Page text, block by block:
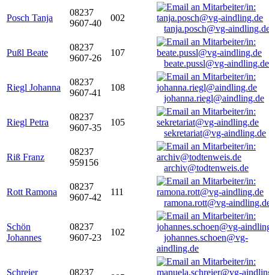
Posch Tanja
08237
9607-40
002
tanja.posch@vg-
Pußl Beate
08237
9607-26
107
beate.pussl@vg-aindling.de
Riegl Johanna
08237
9607-41
108
johanna.riegl@aindling.de
Riegl Petra
08237
9607-35
105
sekretariat@vg-aindling.de
Riß Franz
08237
959156
archiv@todtenweis.de
Rott Ramona
08237
9607-42
111
ramona.rott@vg-
Schön
Johannes
08237
9607-23
102
johannes.schoen@vg-
aindling.de
Schreier
08237